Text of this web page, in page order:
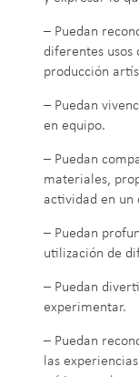
– Puedan
diferentes usos
producción
– Puedan
en equipo.
– Puedan
materiales,
actividad en un
– Puedan
utilización de
– Puedan
experimentar.
– Puedan
las